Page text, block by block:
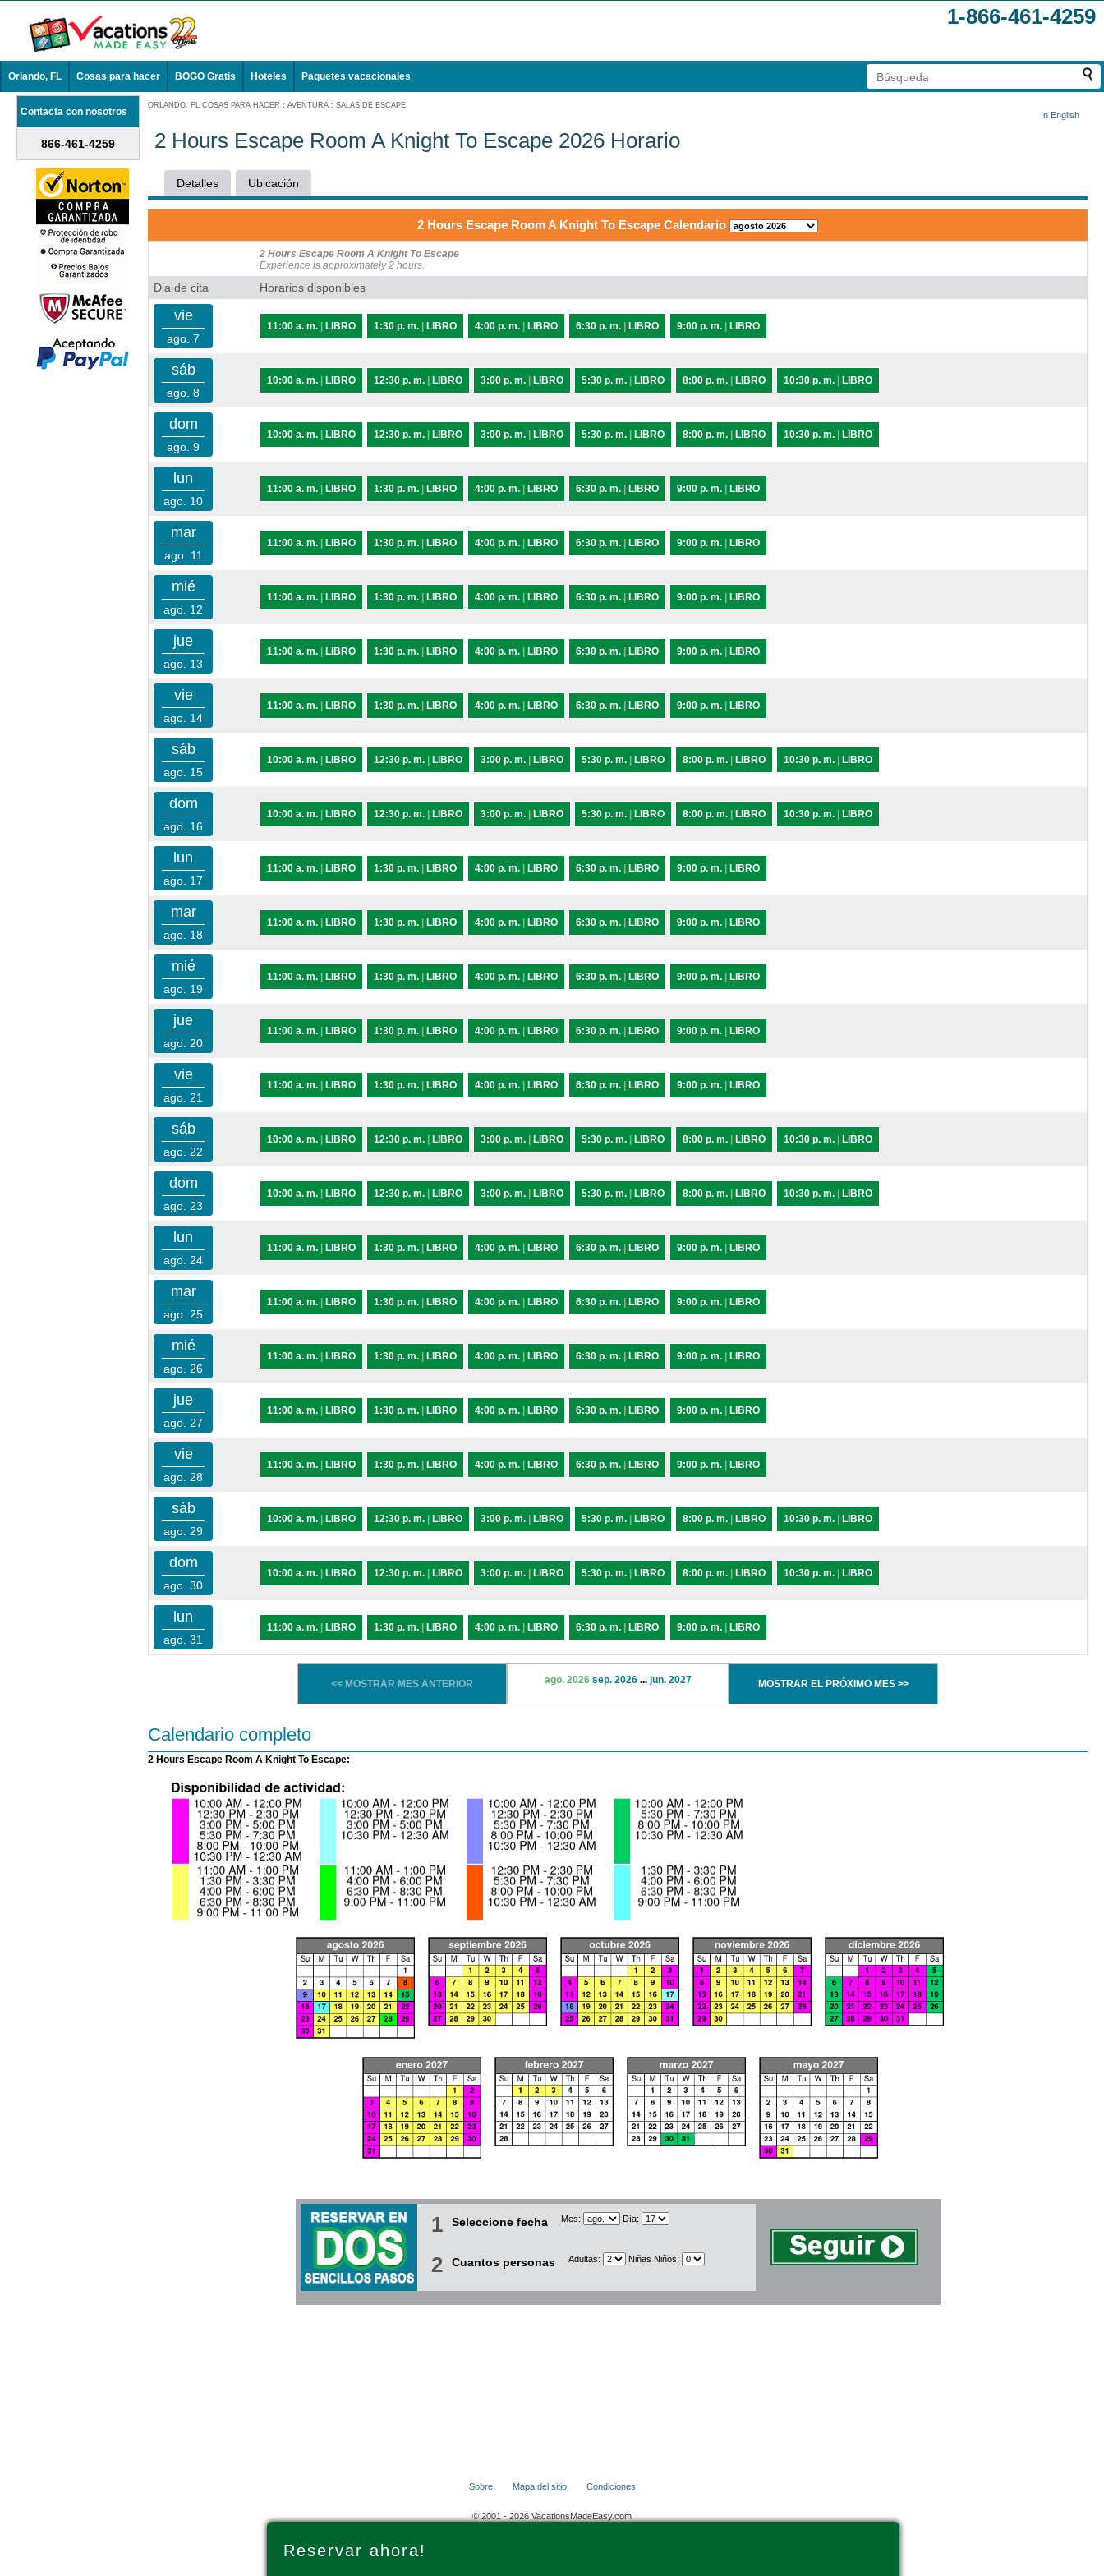
1-866-461-4259
Orlando, FL Cosas para hacer BOGO Gratis Hoteles Paquetes vacacionales
Contacta con nosotros
866-461-4259
ORLANDO, FL COSAS PARA HACER : AVENTURA : SALAS DE ESCAPE
In English
2 Hours Escape Room A Knight To Escape 2026 Horario
Detalles Ubicación
2 Hours Escape Room A Knight To Escape Calendario
2 Hours Escape Room A Knight To Escape
Experience is approximately 2 hours.
Dia de cita Horarios disponibles
vie
ago. 7
11:00 a. m. LIBRO 1:30 p. m. LIBRO 4:00 p. m. LIBRO 6:30 p. m. LIBRO 9:00 p. m. LIBRO
sáb
ago. 8
10:00 a. m. LIBRO 12:30 p. m. LIBRO 3:00 p. m. LIBRO 5:30 p. m. LIBRO 8:00 p. m. LIBRO 10:30 p. m. LIBRO
dom
ago. 9
10:00 a. m. LIBRO 12:30 p. m. LIBRO 3:00 p. m. LIBRO 5:30 p. m. LIBRO 8:00 p. m. LIBRO 10:30 p. m. LIBRO
lun
ago. 10
11:00 a. m. LIBRO 1:30 p. m. LIBRO 4:00 p. m. LIBRO 6:30 p. m. LIBRO 9:00 p. m. LIBRO
mar
ago. 11
11:00 a. m. LIBRO 1:30 p. m. LIBRO 4:00 p. m. LIBRO 6:30 p. m. LIBRO 9:00 p. m. LIBRO
mié
ago. 12
11:00 a. m. LIBRO 1:30 p. m. LIBRO 4:00 p. m. LIBRO 6:30 p. m. LIBRO 9:00 p. m. LIBRO
jue
ago. 13
11:00 a. m. LIBRO 1:30 p. m. LIBRO 4:00 p. m. LIBRO 6:30 p. m. LIBRO 9:00 p. m. LIBRO
vie
ago. 14
11:00 a. m. LIBRO 1:30 p. m. LIBRO 4:00 p. m. LIBRO 6:30 p. m. LIBRO 9:00 p. m. LIBRO
sáb
ago. 15
10:00 a. m. LIBRO 12:30 p. m. LIBRO 3:00 p. m. LIBRO 5:30 p. m. LIBRO 8:00 p. m. LIBRO 10:30 p. m. LIBRO
dom
ago. 16
10:00 a. m. LIBRO 12:30 p. m. LIBRO 3:00 p. m. LIBRO 5:30 p. m. LIBRO 8:00 p. m. LIBRO 10:30 p. m. LIBRO
lun
ago. 17
11:00 a. m. LIBRO 1:30 p. m. LIBRO 4:00 p. m. LIBRO 6:30 p. m. LIBRO 9:00 p. m. LIBRO
mar
ago. 18
11:00 a. m. LIBRO 1:30 p. m. LIBRO 4:00 p. m. LIBRO 6:30 p. m. LIBRO 9:00 p. m. LIBRO
mié
ago. 19
11:00 a. m. LIBRO 1:30 p. m. LIBRO 4:00 p. m. LIBRO 6:30 p. m. LIBRO 9:00 p. m. LIBRO
jue
ago. 20
11:00 a. m. LIBRO 1:30 p. m. LIBRO 4:00 p. m. LIBRO 6:30 p. m. LIBRO 9:00 p. m. LIBRO
vie
ago. 21
11:00 a. m. LIBRO 1:30 p. m. LIBRO 4:00 p. m. LIBRO 6:30 p. m. LIBRO 9:00 p. m. LIBRO
sáb
ago. 22
10:00 a. m. LIBRO 12:30 p. m. LIBRO 3:00 p. m. LIBRO 5:30 p. m. LIBRO 8:00 p. m. LIBRO 10:30 p. m. LIBRO
dom
ago. 23
10:00 a. m. LIBRO 12:30 p. m. LIBRO 3:00 p. m. LIBRO 5:30 p. m. LIBRO 8:00 p. m. LIBRO 10:30 p. m. LIBRO
lun
ago. 24
11:00 a. m. LIBRO 1:30 p. m. LIBRO 4:00 p. m. LIBRO 6:30 p. m. LIBRO 9:00 p. m. LIBRO
mar
ago. 25
11:00 a. m. LIBRO 1:30 p. m. LIBRO 4:00 p. m. LIBRO 6:30 p. m. LIBRO 9:00 p. m. LIBRO
mié
ago. 26
11:00 a. m. LIBRO 1:30 p. m. LIBRO 4:00 p. m. LIBRO 6:30 p. m. LIBRO 9:00 p. m. LIBRO
jue
ago. 27
11:00 a. m. LIBRO 1:30 p. m. LIBRO 4:00 p. m. LIBRO 6:30 p. m. LIBRO 9:00 p. m. LIBRO
vie
ago. 28
11:00 a. m. LIBRO 1:30 p. m. LIBRO 4:00 p. m. LIBRO 6:30 p. m. LIBRO 9:00 p. m. LIBRO
sáb
ago. 29
10:00 a. m. LIBRO 12:30 p. m. LIBRO 3:00 p. m. LIBRO 5:30 p. m. LIBRO 8:00 p. m. LIBRO 10:30 p. m. LIBRO
dom
ago. 30
10:00 a. m. LIBRO 12:30 p. m. LIBRO 3:00 p. m. LIBRO 5:30 p. m. LIBRO 8:00 p. m. LIBRO 10:30 p. m. LIBRO
lun
ago. 31
11:00 a. m. LIBRO 1:30 p. m. LIBRO 4:00 p. m. LIBRO 6:30 p. m. LIBRO 9:00 p. m. LIBRO
<< MOSTRAR MES ANTERIOR ago. 2026 sep. 2026... jun. 2027 MOSTRAR EL PRÓXIMO MES >>
Calendario completo
2 Hours Escape Room A Knight To Escape:
1 Seleccione fecha Mes: Día:
2 Cuantos personas Adultas: Niñas Niños:
Reservar ahora!
Sobre Mapa del sitio Condiciones
© 2001 - 2026 VacationsMadeEasy.com